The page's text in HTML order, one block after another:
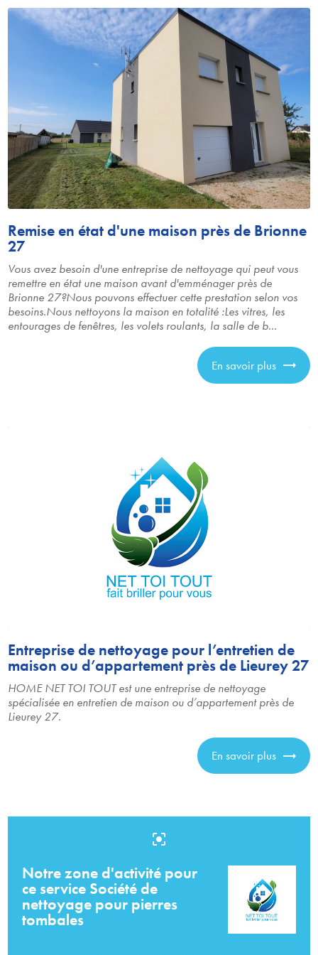
Remise en état d'une maison près de Brionne
27
Vous avez besoin d'une entreprise de nettoyage qui peut vous
remettre en état une maison avant d'emménager près de
Brionne 27?Nous pouvons effectuer cette prestation selon vos
besoins.Nous nettoyons la maison en totalité :Les vitres, les
entourages de fenêtres, les volets roulants, la salle de b...
En savoir plus
Entreprise de nettoyage pour l’entretien de
maison ou d’appartement près de Lieurey 27
HOME NET TOI TOUT est une entreprise de nettoyage
spécialisée en entretien de maison ou d’appartement près de
Lieurey 27.
En savoir plus
center_focus_strong
Notre zone d'activité pour
ce service Société de
nettoyage pour pierres
tombales